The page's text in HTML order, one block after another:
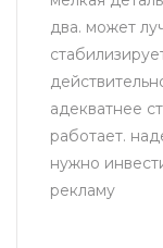
два. может
адекватнее
работает.
нужно
рекламу